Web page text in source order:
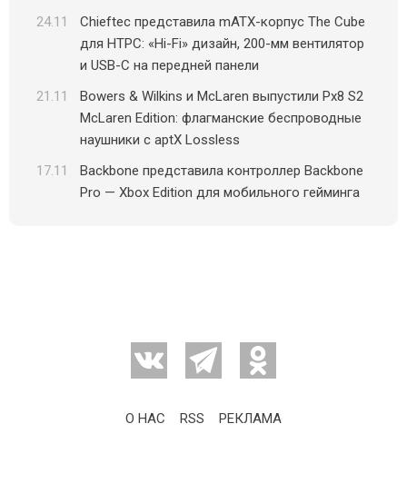
24.11
Chieftec представила mATX-корпус The Cube
для HTPC: «Hi-Fi» дизайн, 200-мм вентилятор
и USB-C на передней панели
21.11
Bowers & Wilkins и McLaren выпустили Px8 S2
McLaren Edition: флагманские беспроводные
наушники с aptX Lossless
17.11
Backbone представила контроллер Backbone
Pro — Xbox Edition для мобильного гейминга
О НАС RSS РЕКЛАМА